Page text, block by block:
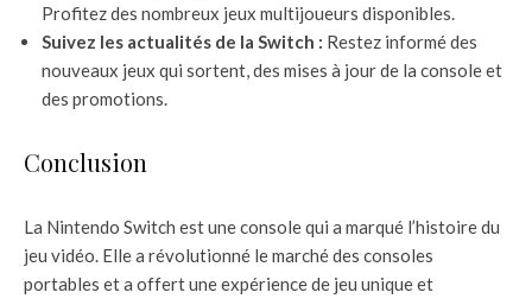
Profitez des nombreux jeux multijoueurs disponibles.
Suivez les actualités de la Switch : Restez informé des
nouveaux jeux qui sortent, des mises à jour de la console et
des promotions.
Conclusion
La Nintendo Switch est une console qui a marqué l’histoire du
jeu vidéo. Elle a révolutionné le marché des consoles
portables et a offert une expérience de jeu unique et